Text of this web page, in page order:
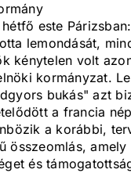
este
lemondását,
kénytelen volt
kormányzat.
bukás" azt
a francia
a korábbi,
összeomlás,
és